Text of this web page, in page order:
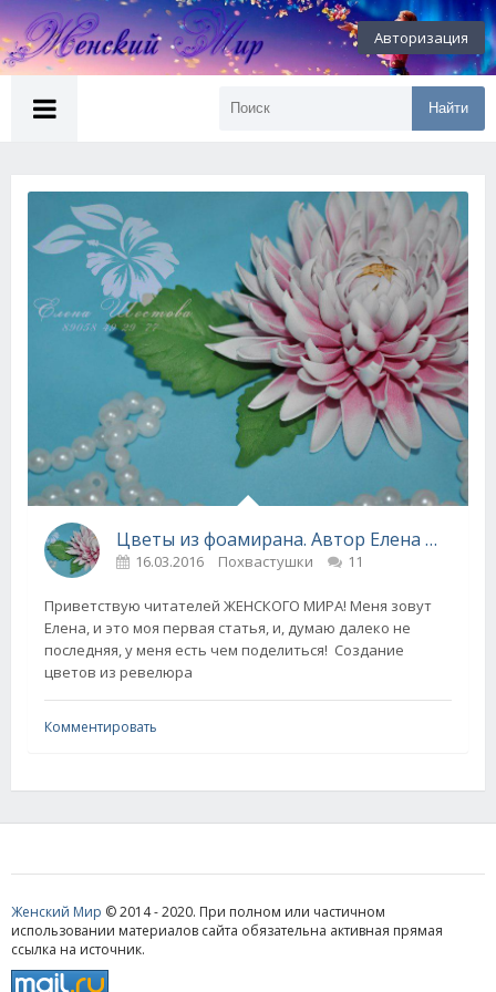
Авторизация
Найти
Цветы из фоамирана. Автор Елена Шестова
16.03.2016 Похвастушки 11
Приветствую читателей ЖЕНСКОГО МИРА! Меня зовут
Елена, и это моя первая статья, и, думаю далеко не
последняя, у меня есть чем поделиться! Создание
цветов из ревелюра
Комментировать
Женский Мир © 2014 - 2020. При полном или частичном
использовании материалов сайта обязательна активная прямая
ссылка на источник.